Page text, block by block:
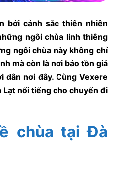
bởi cảnh sắc thiên nhiên
ngôi chùa linh thiêng
ngôi chùa này không chỉ
mà còn là nơi bảo tồn giá
nơi đây. Cùng Vexere
Lạt nổi tiếng cho chuyến đi
chùa tại Đà